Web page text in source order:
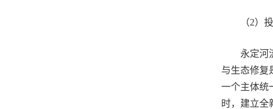
（2）投
永定河流
与生态修复
一个主体统
时，建立全